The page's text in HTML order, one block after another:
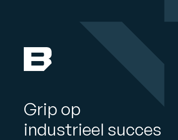
Grip op
industrieel succes